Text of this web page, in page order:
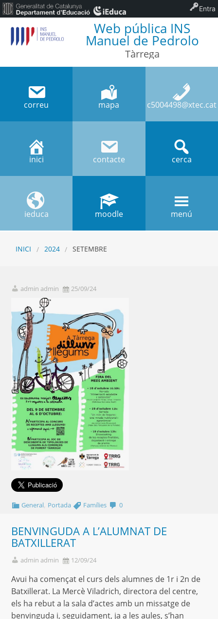
Web pública INS
Manuel de Pedrolo
Tàrrega
correu mapa c5004498@xtec.cat
inici contacte cerca
ieduca moodle menú
INICI 2024 SETEMBRE
admin admin 25/09/24
General, Portada Famílies 0
BENVINGUDA A L’ALUMNAT DE
BATXILLERAT
admin admin 12/09/24
Avui ha començat el curs dels alumnes de 1r i 2n de
Batxillerat. La Mercè Viladrich, directora del centre,
els ha rebut a la sala d’actes amb un missatge de
benvinguda i, seguidament, ja a les aules, s’han
Entra